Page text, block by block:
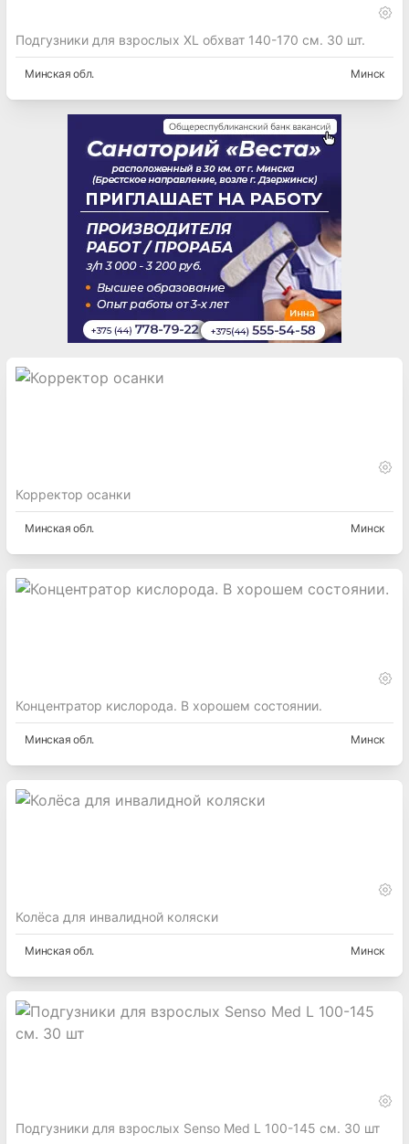
Подгузники для взрослых XL обхват 140-170 см. 30 шт.
Минская обл. Минск
Корректор осанки
Минская обл. Минск
Концентратор кислорода. В хорошем состоянии.
Минская обл. Минск
Колёса для инвалидной коляски
Минская обл. Минск
Подгузники для взрослых Senso Med L 100-145 см. 30 шт